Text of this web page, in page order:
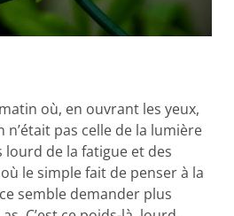
où, en ouvrant les yeux,
pas celle de la lumière
de la fatigue et des
le simple fait de penser à la
semble demander plus